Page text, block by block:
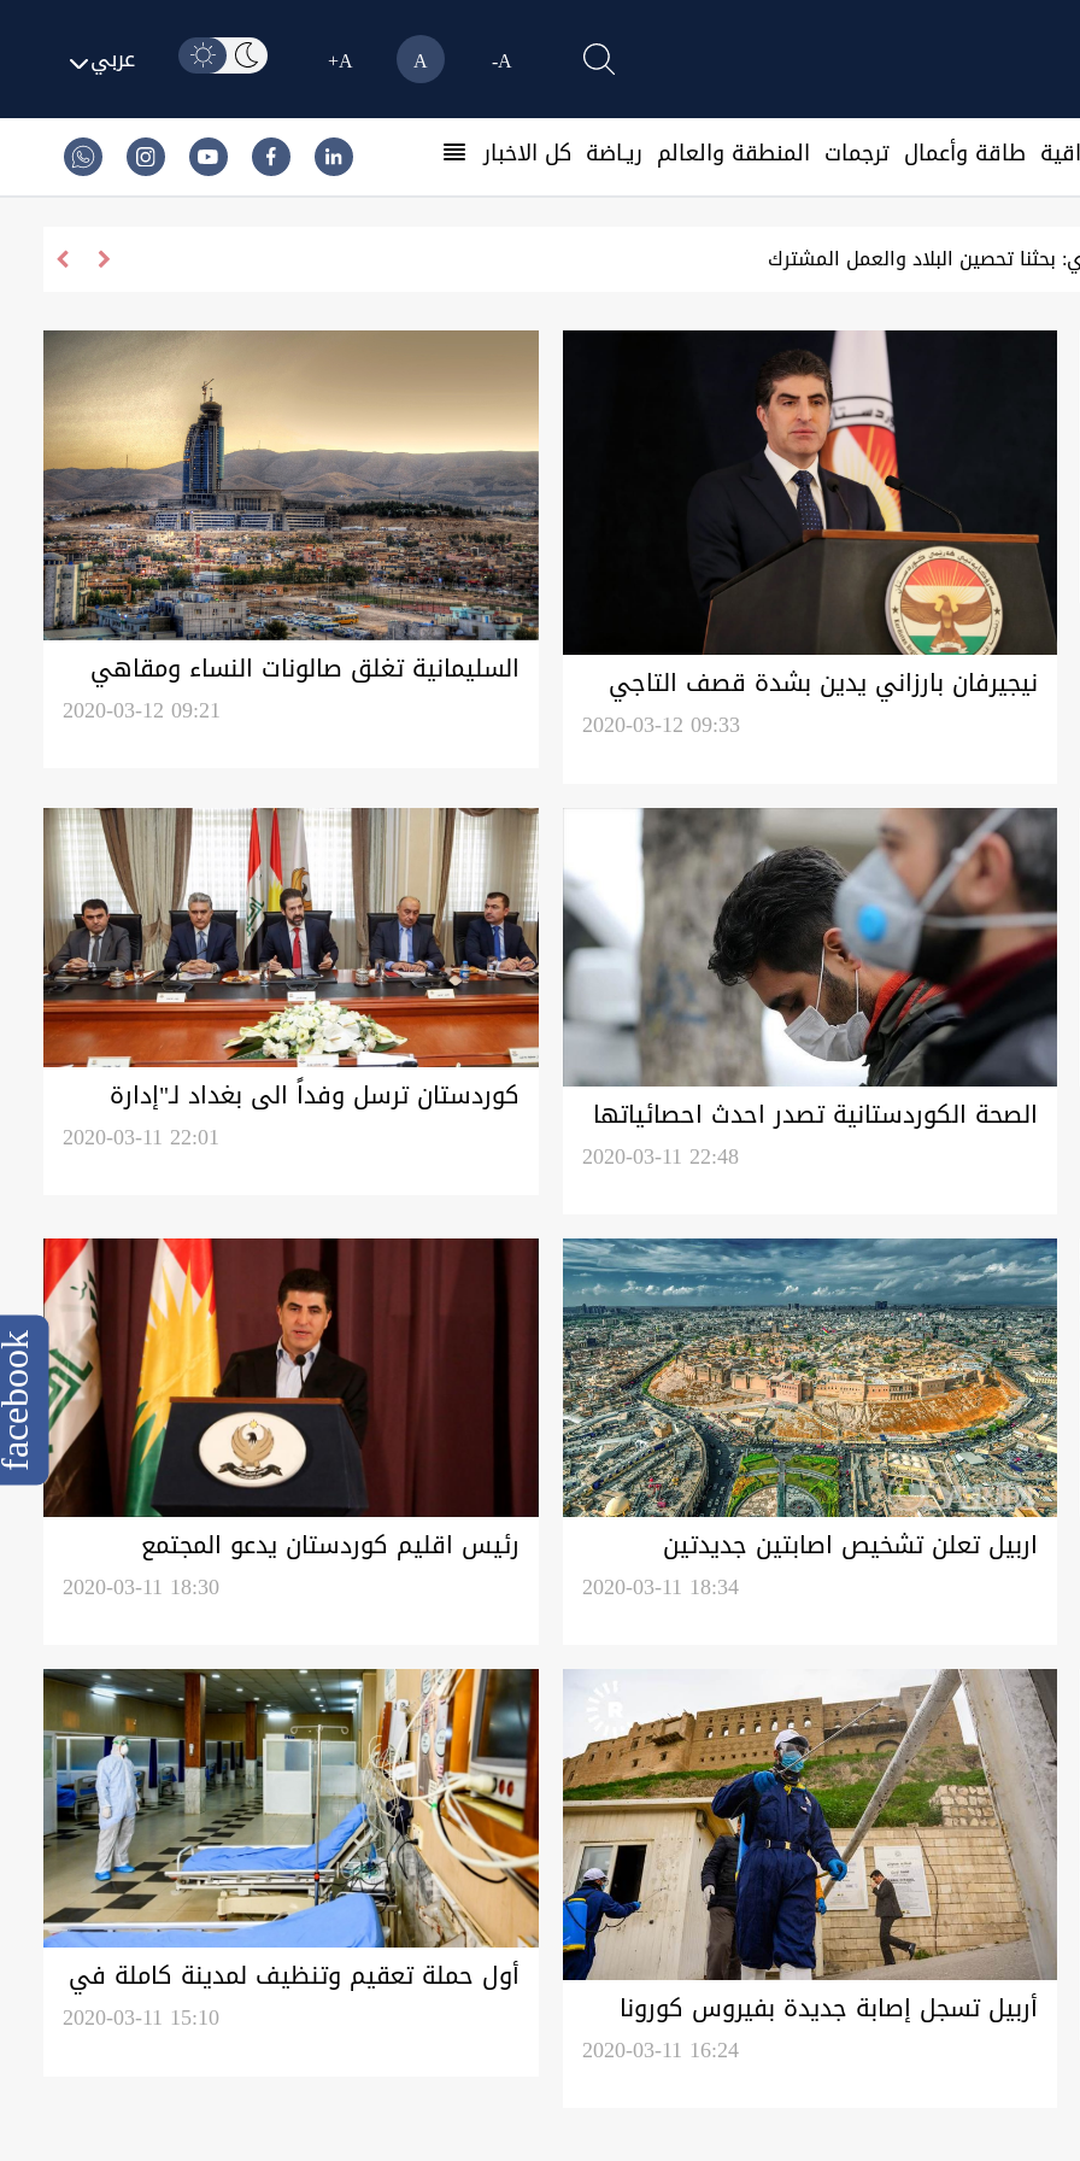
A-
A
A+ عربي
طاقة وأعمال ترجمات المنطقة والعالم ريـاضة كل الاخبار
الأميركية الإيرانية
نيجيرفان بارزاني يدين بشدة قصف التاجي
ويطالب باعتقال المهاجمين وتسليمهم
2020-03-12 09:33
السليمانية تغلق صالونات النساء ومقاهي
2020-03-12 09:21
الصحة الكوردستانية تصدر احدث احصائياتها
2020-03-11 22:48
كوردستان ترسل وفداً الى بغداد لـ"إدارة
2020-03-11 22:01
اربيل تعلن تشخيص اصابتين جديدتين
2020-03-11 18:34
رئيس اقليم كوردستان يدعو المجتمع
الدولي للمساعدة بمواجهة فيروس كورونا
2020-03-11 18:30
أربيل تسجل إصابة جديدة بفيروس كورونا
2020-03-11 16:24
أول حملة تعقيم وتنظيف لمدينة كاملة في
2020-03-11 15:10